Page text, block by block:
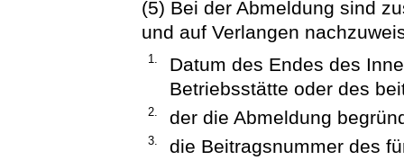
(5) Bei der Abmeldung sind
und auf Verlangen
1.
Datum des Endes des
Betriebsstätte oder des
2. der die Abmeldung
3.
die Beitragsnummer des